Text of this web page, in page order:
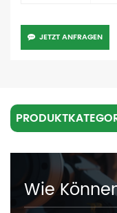
JETZT ANFRAGEN
Wie